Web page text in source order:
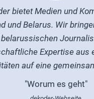
bietet Medien und
und Belarus. Wir
belarussischen
Expertise aus
auf eine
"Worum es geht"